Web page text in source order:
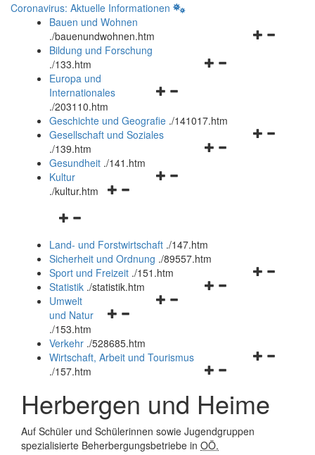
Coronavirus: Aktuelle Informationen
Bauen und Wohnen
./bauenundwohnen.htm
Navigationsmenü
Bildung und Forschung
./133.htm
Navigationsmenü
und
schließen
Europa und
Internationales
./203110.htm
Geschichte und Geografie ./141017.htm
Navigationsmenü
Gesellschaft und Soziales
./139.htm
Navigationsmenü
Gesundheit ./141.htm
Navigationsmenü
Kultur
./kultur.htm
Navigationsmenü
und
schließen
Land- und Forstwirtschaft ./147.htm
Sicherheit und Ordnung ./89557.htm
Navigationsmenü
Sport und Freizeit ./151.htm
Navigationsmenü
Statistik ./statistik.htm
Navigationsmenü
und
schließen
Umwelt
und Natur
./153.htm
schließen
Verkehr ./528685.htm
Navigationsmenü
und
schließen
Wirtschaft, Arbeit und Tourismus
./157.htm
Herbergen und Heime
Auf Schüler und Schülerinnen sowie Jugendgruppen
spezialisierte Beherbergungsbetriebe in OÖ.